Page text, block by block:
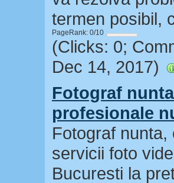
termen posibil,
PageRank: 0/10
(Clicks: 0;
Dec 14, 2017)
Fotograf
profesionale
Fotograf
servicii foto
Bucuresti la